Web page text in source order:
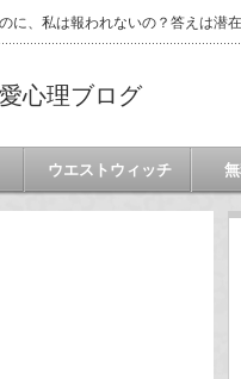
に、私は報われないの？答えは潜
心理ブログ
ウエストウィッチ